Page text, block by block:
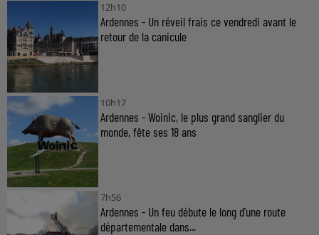
12h10
Ardennes - Un réveil frais ce vendredi avant le
retour de la canicule
10h17
Ardennes - Woinic, le plus grand sanglier du
monde, fête ses 18 ans
7h56
Ardennes - Un feu débute le long d'une route
départementale dans...